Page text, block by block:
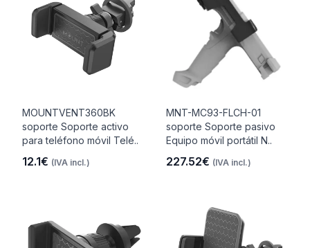
MOUNTVENT360BK
soporte Soporte activo
para teléfono móvil Telé..
12.1€ (IVA incl.)
MNT-MC93-FLCH-01
soporte Soporte pasivo
Equipo móvil portátil N..
227.52€ (IVA incl.)